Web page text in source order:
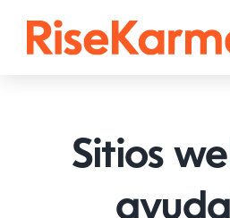
TikTok
Sitios